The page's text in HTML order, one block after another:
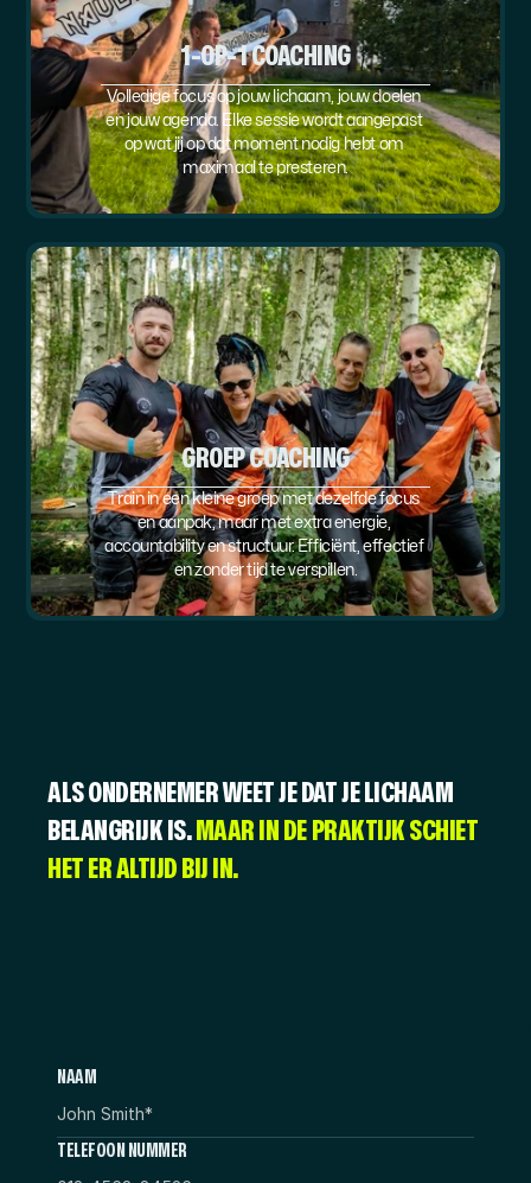
1-OP-1 COACHING
Volledige focus op jouw lichaam, jouw doelen
en jouw agenda. Elke sessie wordt aangepast
op wat jij op dat moment nodig hebt om
maximaal te presteren.
GROEP COACHING
Train in een kleine groep met dezelfde focus
en aanpak, maar met extra energie,
accountability en structuur. Efficiënt, effectief
en zonder tijd te verspillen.
ALS ONDERNEMER WEET JE DAT JE LICHAAM
BELANGRIJK IS. MAAR IN DE PRAKTIJK SCHIET
HET ER ALTIJD BIJ IN.
NAAM
TELEFOON NUMMER